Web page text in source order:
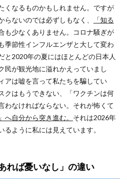
くなるものかもしれません。ですが
ないのでは必ずしもなく、
「知る
も少なくありません。コロナ騒ぎが
季節性インフルエンザと大して変わ
と2020年の夏にはほとんどの日本人
民が観光地に溢れかえっていまし
アは嘘を言って私たちを騙してい
クはもうできない、「ワクチンは何
わなければならない。それが怖くて
へ自分から突き進む。 それは2026年
ように私には見えています。
れば憂いなし」の違い